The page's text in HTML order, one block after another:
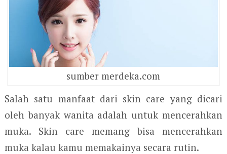
sumber merdeka.com
Salah satu manfaat dari skin care yang dicari
oleh banyak wanita adalah untuk mencerahkan
muka. Skin care memang bisa mencerahkan
muka kalau kamu memakainya secara rutin.